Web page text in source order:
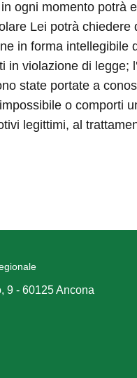
ogni momento potrà
Lei potrà
in forma
in violazione di
state portate a
o comporti
legittimi, al
9 - 60125 Ancona